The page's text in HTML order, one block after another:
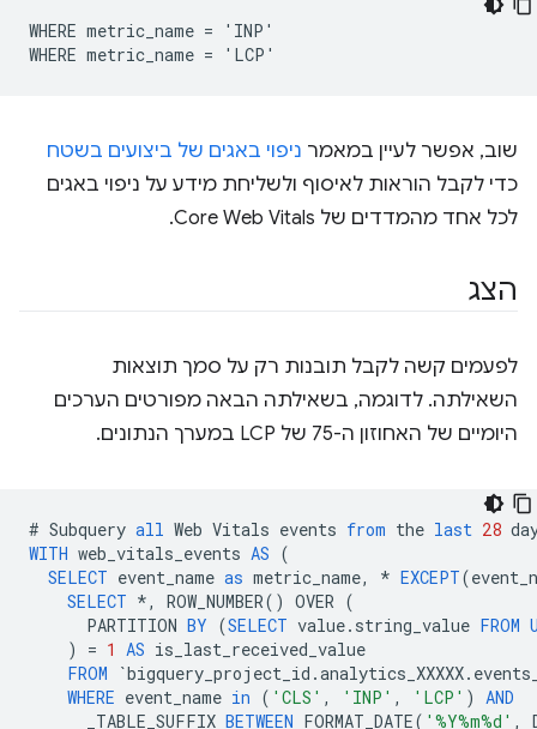
WHERE metric_name = 'INP'
שוב, אפשר לעיין במאמר ניפוי באגים של ביצועים בשטח
כדי לקבל הוראות לאיסוף ולשליחת מידע על ניפוי באגים
לכל אחד מהמדדים של Core Web Vitals.
הצג
לפעמים קשה לקבל תובנות רק על סמך תוצאות
השאילתה. לדוגמה, בשאילתה הבאה מפורטים הערכים
היומיים של האחוזון ה-75 של LCP במערך הנתונים.
# Subquery all Web Vitals events from the last 28
WITH web_vitals_events AS (
SELECT event_name as metric_name, * EXCEPT(
SELECT *, ROW_NUMBER() OVER (
PARTITION BY (SELECT value. string_value FROM
)
= 1 AS is_last_received_value
FROM
`bigquery_project_id .analytics_XXXXX.
WHERE event_name in ( 'CLS' , 'INP' , 'LCP' ) AND
_TABLE_SUFFIX BETWEEN FORMAT_DATE( '%Y%m%d' ,